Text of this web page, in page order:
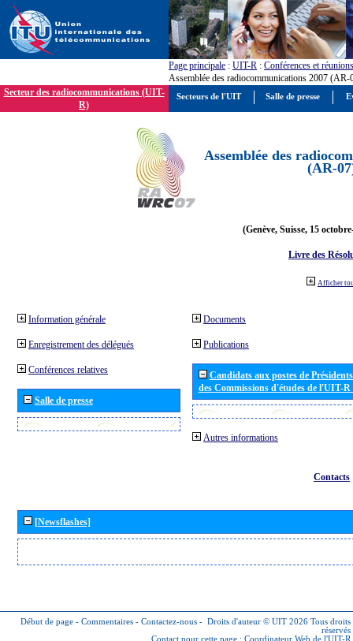
Page principale : UIT-R : Conférences et réunions
Assemblée des radiocommunications 2007 (AR-
Secteur des radiocommunications (UIT-
R)
Assemblée des
(AR-
(Genève, Suisse, 15
Livre des
Afficher
Information générale
Enregistrement des délégués
Conférences relatives
Salle de presse
Documents
Publications
Candidats aux postes de
des Commissions d'études de l'UIT-
Autres informations
Contacts
[Newsflashes]
Début de page - Commentaires - Contactez-nous - Droits d'auteur © UIT 2026 Tous droits
réservés
Contact pour cette page : Coordinateur Web de l'UIT-R
Secteurs de l'UIT Salle de presse